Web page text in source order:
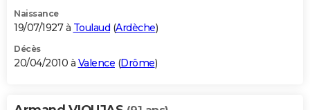
Naissance
19/07/1927 à Toulaud (Ardèche)
Décès
20/04/2010 à Valence (Drôme)